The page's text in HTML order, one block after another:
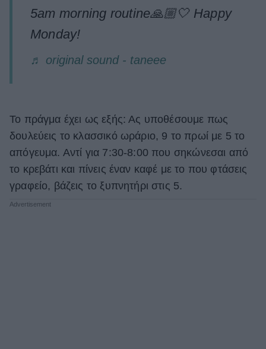
5am morning routine🙏🏼🤍 Happy
Monday!
♬ original sound - taneee
Το πράγμα έχει ως εξής: Ας υποθέσουμε πως
δουλεύεις το κλασσικό ωράριο, 9 το πρωί με 5 το
απόγευμα. Αντί για 7:30-8:00 που σηκώνεσαι από
το κρεβάτι και πίνεις έναν καφέ με το που φτάσεις
γραφείο, βάζεις το ξυπνητήρι στις 5.